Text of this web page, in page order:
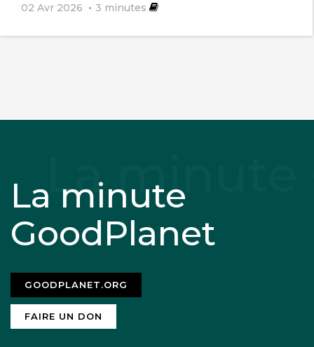
02 Avr 2026 3 minutes
La minute
GoodPlanet
GOODPLANET.ORG
FAIRE UN DON